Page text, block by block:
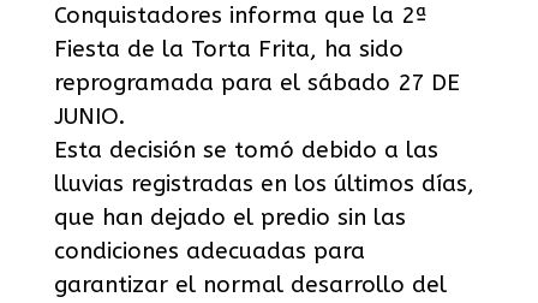
Conquistadores informa que la 2ª
Fiesta de la Torta Frita, ha sido
reprogramada para el sábado 27 DE
JUNIO.
Esta decisión se tomó debido a las
lluvias registradas en los últimos días,
que han dejado el predio sin las
condiciones adecuadas para
garantizar el normal desarrollo del